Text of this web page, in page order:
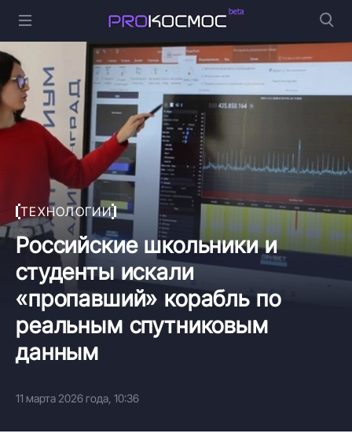
ТЕХНОЛОГИИ
Российские школьники и
студенты искали
«пропавший» корабль по
реальным спутниковым
данным
11 марта 2026 года, 10:36